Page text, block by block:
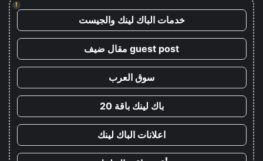
!
خدمات الباك لينك والجيست
guest post مقال ضيف
سوق العرب
باك لينك باقة 20
اعلانات الباك لينك